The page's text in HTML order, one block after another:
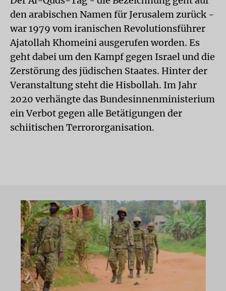
den arabischen Namen für Jerusalem zurück -
war 1979 vom iranischen Revolutionsführer
Ajatollah Khomeini ausgerufen worden. Es
geht dabei um den Kampf gegen Israel und die
Zerstörung des jüdischen Staates. Hinter der
Veranstaltung steht die Hisbollah. Im Jahr
2020 verhängte das Bundesinnenministerium
ein Verbot gegen alle Betätigungen der
schiitischen Terrororganisation.